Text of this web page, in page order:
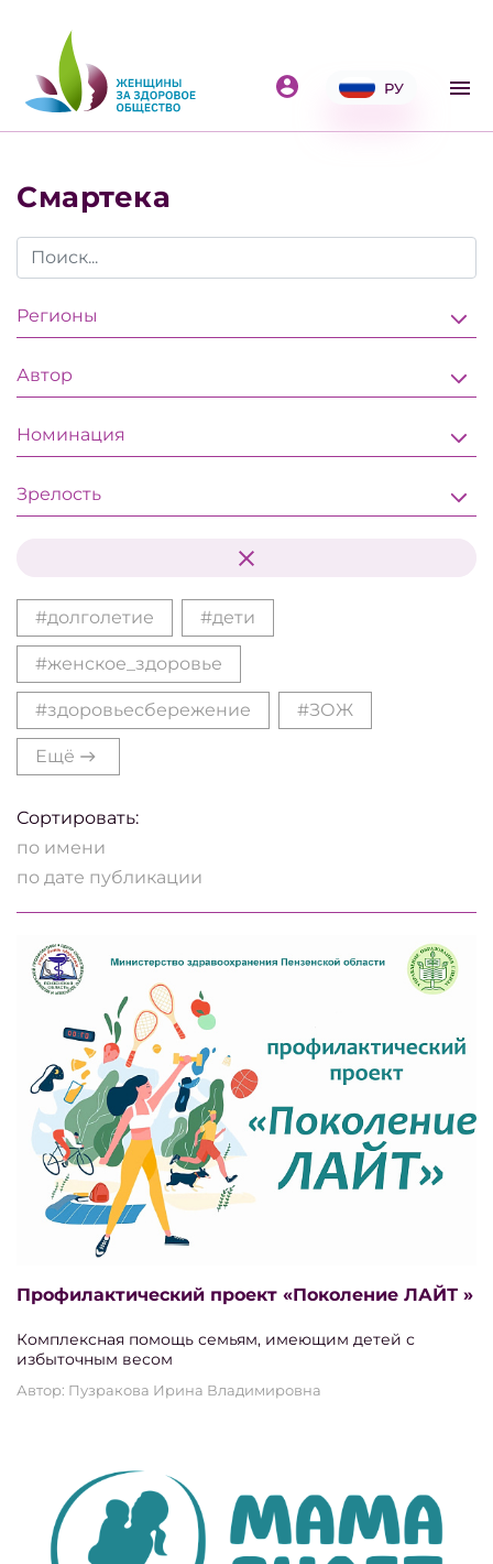
РУ
Смартека
Регионы
Автор
Номинация
Зрелость
#долголетие #дети
#женское_здоровье
#здоровьесбережение #ЗОЖ
Ещё
Сортировать:
по имени
по дате публикации
Профилактический проект «Поколение ЛАЙТ »
Комплексная помощь семьям, имеющим детей с
избыточным весом
Автор: Пузракова Ирина Владимировна